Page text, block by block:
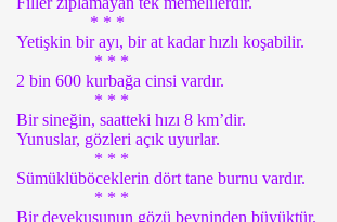
* * *
Yetişkin bir ayı, bir at kadar hızlı koşabilir.
* * *
2 bin 600 kurbağa cinsi vardır.
* * *
Bir sineğin, saatteki hızı 8 km’dir.
Yunuslar, gözleri açık uyurlar.
* * *
Sümüklüböceklerin dört tane burnu vardır.
* * *
Bir devekuşunun gözü beyninden büyüktür.